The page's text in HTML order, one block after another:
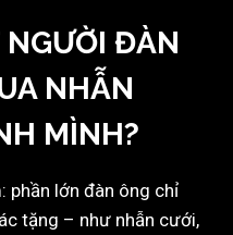
NGƯỜI ĐÀN
NHẪN
MÌNH?
phần lớn đàn ông chỉ
tặng – như nhẫn cưới,